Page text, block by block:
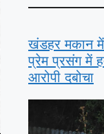
खंडहर मकान में
प्रेम प्रसंग में
आरोपी दबोचा